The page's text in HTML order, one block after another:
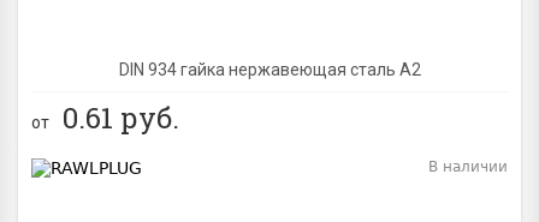
DIN 934 гайка нержавеющая сталь A2
от 0.61 руб.
В наличии